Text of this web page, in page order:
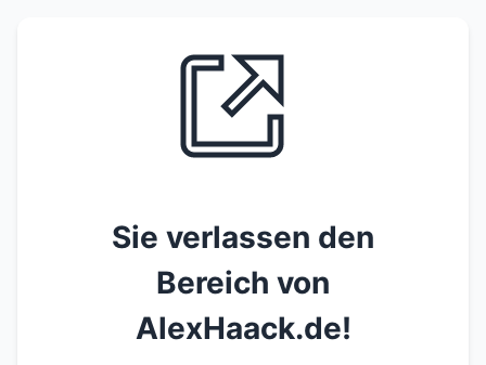
Sie verlassen den
Bereich von
AlexHaack.de!